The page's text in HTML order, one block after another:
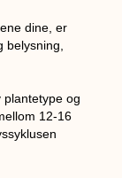
dine, er
og
12-16